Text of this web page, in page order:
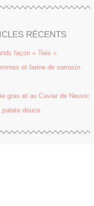
RÉCENTS
façon « Twix »
et farine de sarrasin
gras et au Caviar de Neuvic
patate douce